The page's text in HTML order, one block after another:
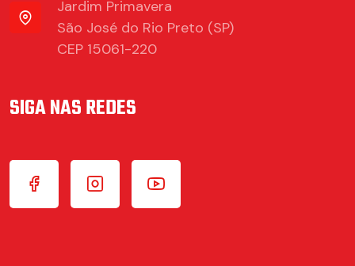
Jardim Primavera
São José do Rio Preto (SP)
CEP 15061-220
SIGA NAS REDES